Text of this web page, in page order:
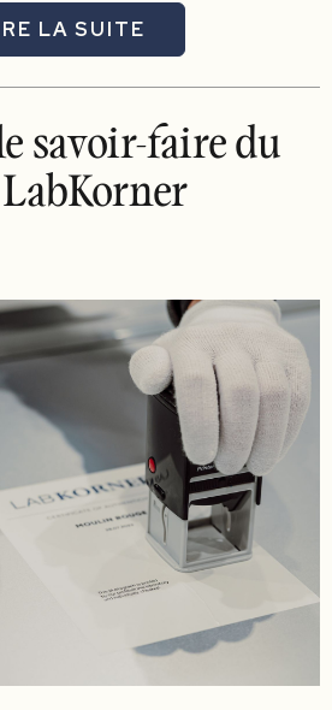
LA SUITE
savoir-faire du